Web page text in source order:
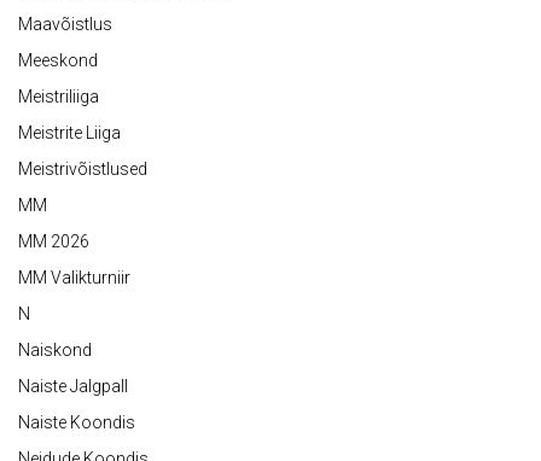
Maavõistlus
Meeskond
Meistriliiga
Meistrite Liiga
Meistrivõistlused
MM
MM 2026
MM Valikturniir
N
Naiskond
Naiste Jalgpall
Naiste Koondis